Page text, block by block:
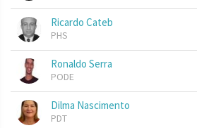
Ricardo Cateb
PHS
Ronaldo Serra
PODE
Dilma Nascimento
PDT